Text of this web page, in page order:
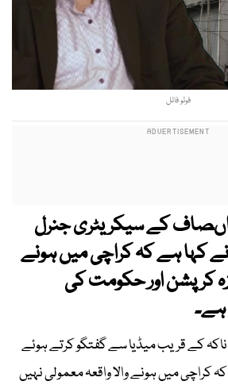
فوٹو فائل
کے سیکریٹری جنرل
کہا ہے کہ کراچی میں ہونے
کرپشن اور حکومت کی
ہے۔
ناکہ کے قریب میڈیا سے گفتگو کرتے ہوئے
کراچی میں ہونے والا واقعہ معمولی نہیں